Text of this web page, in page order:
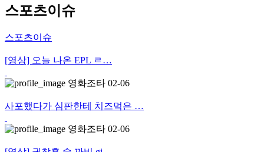
스포츠이슈
스포츠이슈
[영상] 오늘 나온 EPL ㄹ…
영화조타 02-06
사포했다가 심판한테 치즈먹은 …
영화조타 02-06